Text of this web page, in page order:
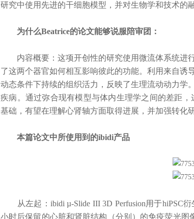
研究中使用先进的干细胞模型，并对生物学和技术的
为什么Beatrice的论文能够说服陪审团：
内容概要：这项开创性的研究使用微流体系统进
了这两个器官如何相互影响彼此的功能。利用来自诱
动态条件下持续的组织活力，反映了生理流动动力学
疾病。通过弥合现有模型与体内生理学之间的差距
基础，有望在理解心肾轴方面取得进展，并加强转化
本篇论文中所使用到的ibidi产品
从左起：ibidi µ-Slide III 3D Perfusion用于hiPSC
小时后保留的心脏和肾脏结构（分别）的免疫荧光